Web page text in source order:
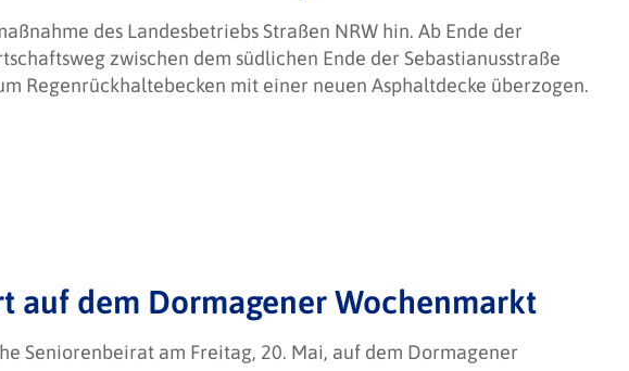
des Landesbetriebs Straßen NRW hin. Ab Ende der
zwischen dem südlichen Ende der Sebastianusstraße
Regenrückhaltebecken mit einer neuen Asphaltdecke überzogen.
auf dem Dormagener Wochenmarkt
Seniorenbeirat am Freitag, 20. Mai, auf dem Dormagener